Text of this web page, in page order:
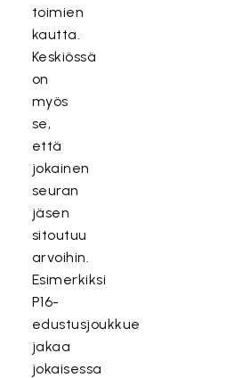
toimien
kautta.
Keskiössä
on
myös
se,
että
jokainen
seuran
jäsen
sitoutuu
arvoihin.
Esimerkiksi
P16-
edustusjoukkue
jakaa
jokaisessa